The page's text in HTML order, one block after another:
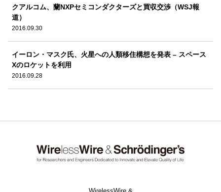
クアルコム、蘭NXPセミコンダクターズと買収交渉（WSJ報
道）
2016.09.30
イーロン・マスク氏、火星への人類移住構想を発表 – スペース
Xのロケットを利用
2016.09.28